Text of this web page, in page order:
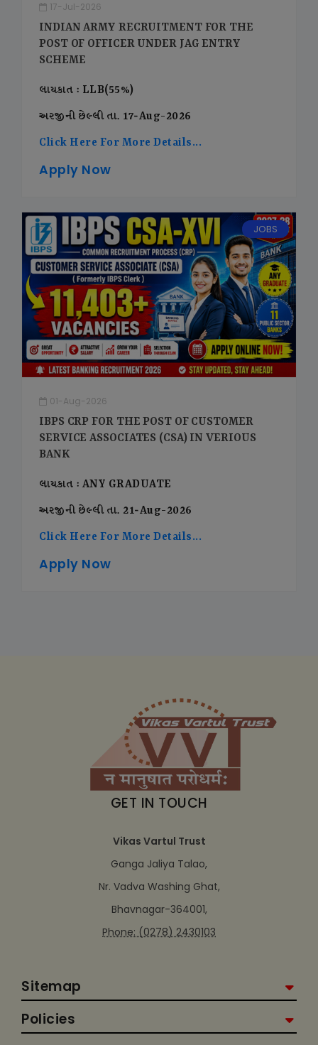
17-Jul-2026
INDIAN ARMY RECRUITMENT FOR THE
POST OF OFFICER UNDER JAG ENTRY
SCHEME
લાયકાત : LLB(55%)
અરજીની છેલ્લી તા. 17-Aug-2026
Click Here For More Details...
Apply Now
JOBS
01-Aug-2026
IBPS CRP FOR THE POST OF CUSTOMER
SERVICE ASSOCIATES (CSA) IN VERIOUS
BANK
લાયકાત : ANY GRADUATE
અરજીની છેલ્લી તા. 21-Aug-2026
Click Here For More Details...
Apply Now
GET IN TOUCH
Vikas Vartul Trust
Ganga Jaliya Talao,
Nr. Vadva Washing Ghat,
Bhavnagar-364001,
Phone: (0278) 2430103
Sitemap
Policies